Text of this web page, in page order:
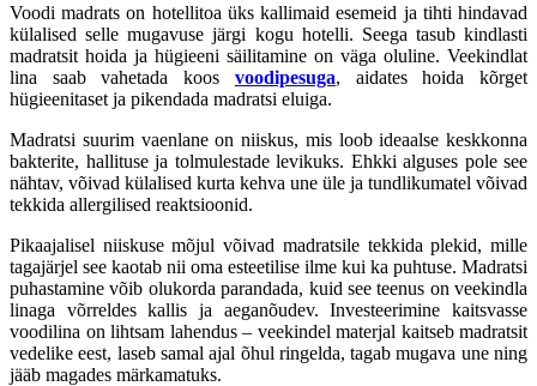
Voodi madrats on hotellitoa üks kallimaid esemeid ja tihti hindavad
külalised selle mugavuse järgi kogu hotelli. Seega tasub kindlasti
madratsit hoida ja hügieeni säilitamine on väga oluline. Veekindlat
lina saab vahetada koos voodipesuga, aidates hoida kõrget
hügieenitaset ja pikendada madratsi eluiga.
Madratsi suurim vaenlane on niiskus, mis loob ideaalse keskkonna
bakterite, hallituse ja tolmulestade levikuks. Ehkki alguses pole see
nähtav, võivad külalised kurta kehva une üle ja tundlikumatel võivad
tekkida allergilised reaktsioonid.
Pikaajalisel niiskuse mõjul võivad madratsile tekkida plekid, mille
tagajärjel see kaotab nii oma esteetilise ilme kui ka puhtuse. Madratsi
puhastamine võib olukorda parandada, kuid see teenus on veekindla
linaga võrreldes kallis ja aeganõudev. Investeerimine kaitsvasse
voodilina on lihtsam lahendus – veekindel materjal kaitseb madratsit
vedelike eest, laseb samal ajal õhul ringelda, tagab mugava une ning
jääb magades märkamatuks.